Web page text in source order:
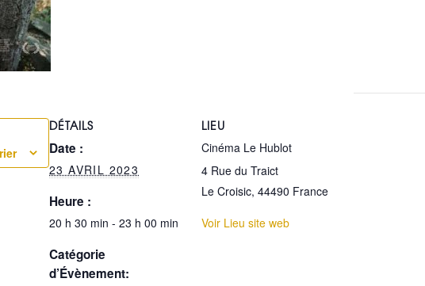
DÉTAILS
Date :
23 AVRIL 2023
Heure :
20 h 30 min - 23 h 00 min
Catégorie
d’Évènement:
LIEU
Cinéma Le Hublot
4 Rue du Traict
Le Croisic, 44490 France
Voir Lieu site web